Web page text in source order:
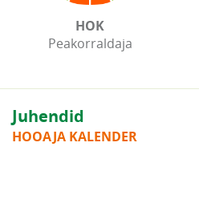
HOK
Peakorraldaja
Juhendid
HOOAJA KALENDER